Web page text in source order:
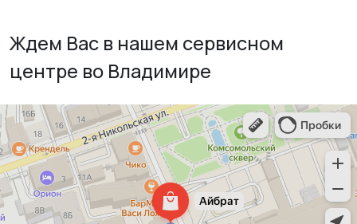
Ждем Вас в нашем сервисном
центре во Владимире